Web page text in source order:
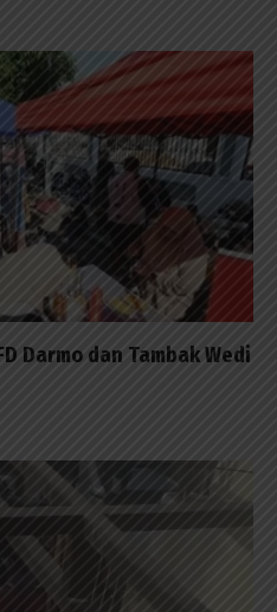
Darmo dan Tambak Wedi